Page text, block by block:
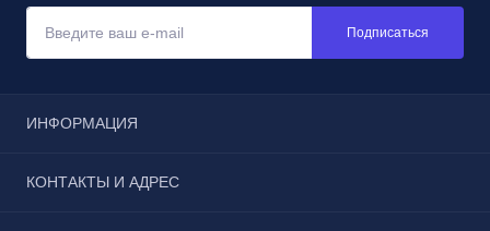
Подписаться
ИНФОРМАЦИЯ
Реквизиты
КОНТАКТЫ И АДРЕС